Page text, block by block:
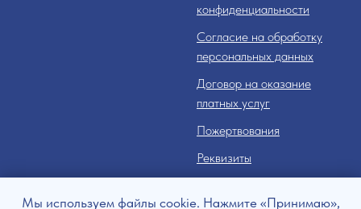
Мы используем файлы cookie. Нажмите «Принимаю»,
конфиденциальности
Согласие на обработку
персональных данных
Договор на оказание
платных услуг
Пожертвования
Реквизиты
Время работы: в соответствии